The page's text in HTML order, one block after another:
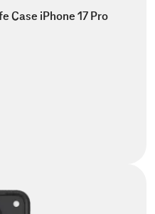
Case iPhone 17 Pro